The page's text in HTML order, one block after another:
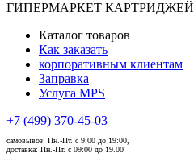
ГИПЕРМАРКЕТ КАРТРИДЖЕЙ
Каталог товаров
Как заказать
корпоративным клиентам
Заправка
Услуга MPS
+7 (499) 370-45-03
самовывоз: Пн.-Пт. с 9:00 до 19:00,
доставка: Пн.-Пт. с 09:00 до 19.00